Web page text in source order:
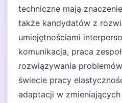
techniczne mają
także kandydatów z
umiejętnościami
komunikacja, praca
rozwiązywania
świecie pracy
adaptacji w